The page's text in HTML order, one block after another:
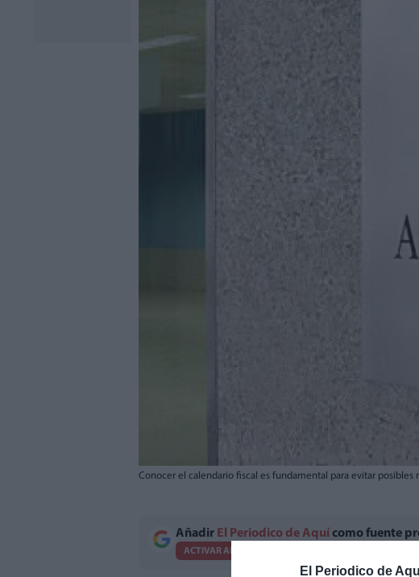
El Periodico de
Conocer el calendario fiscal es fundamental para evitar posibles
Añadir El Periodico de Aquí como fuente
ACTIVAR AHORA